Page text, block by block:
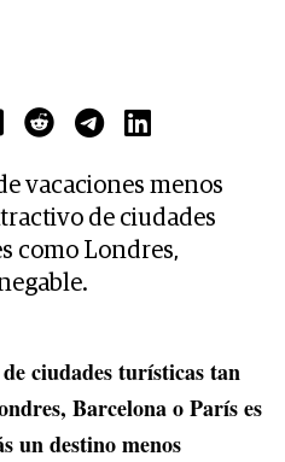
vacaciones menos
de ciudades
como Londres,
ciudades turísticas tan
Barcelona o París es
un destino menos